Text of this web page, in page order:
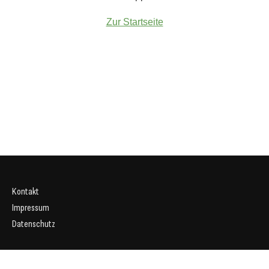
Zur Startseite
Kontakt
Impressum
Datenschutz